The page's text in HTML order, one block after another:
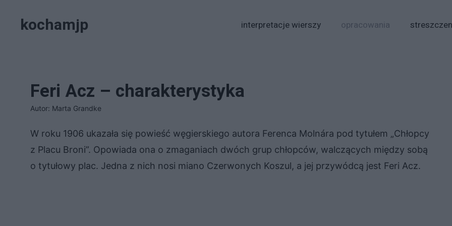
kochamjp interpretacje wierszy opracowania
Feri Acz – charakterystyka
Autor: Marta Grandke
W roku 1906 ukazała się powieść węgierskiego autora Ferenca Molnára pod tytułem „Chłopcy
z Placu Broni”. Opowiada ona o zmaganiach dwóch grup chłopców, walczących między sobą
o tytułowy plac. Jedna z nich nosi miano Czerwonych Koszul, a jej przywódcą jest Feri Acz.